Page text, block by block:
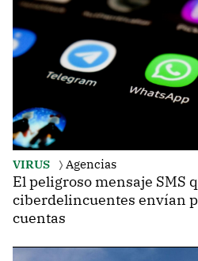
VIRUS Agencias
El peligroso mensaje SMS
ciberdelincuentes envían
cuentas